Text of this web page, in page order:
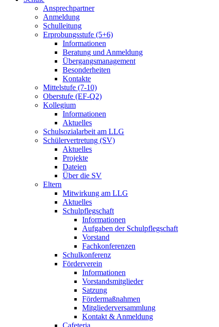
Ansprechpartner
Anmeldung
Schulleitung
Erprobungsstufe (5+6)
Informationen
Beratung und Anmeldung
Übergangsmanagement
Besonderheiten
Kontakte
Mittelstufe (7-10)
Oberstufe (EF-Q2)
Kollegium
Informationen
Aktuelles
Schulsozialarbeit am LLG
Schülervertretung (SV)
Aktuelles
Projekte
Dateien
Über die SV
Eltern
Mitwirkung am LLG
Aktuelles
Schulpflegschaft
Informationen
Aufgaben der Schulpflegschaft
Vorstand
Fachkonferenzen
Schulkonferenz
Förderverein
Informationen
Vorstandsmitglieder
Satzung
Fördermaßnahmen
Mitgliederversammlung
Kontakt & Anmeldung
Cafeteria